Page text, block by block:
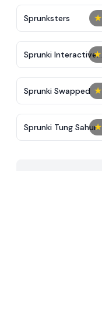
★
Sprunksters
★
Sprunki Interactive
Tunner
★
Sprunki Swapped
★
Sprunki Tung Sahur